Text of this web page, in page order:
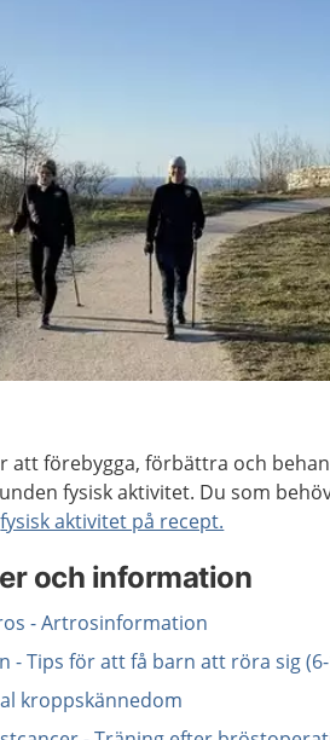
att förebygga, förbättra och
fysisk aktivitet. Du som
fysisk aktivitet på recept.
och information
- Artrosinformation
- Tips för att få barn att röra sig
kroppskännedom